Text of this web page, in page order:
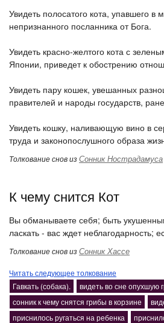
Увидеть полосатого кота, упавшего
непризнанного посланника от Бога.
Увидеть красно-желтого кота с
Японии, приведет к обострению
Увидеть пару кошек, увешанных
правителей и народы государств,
Увидеть кошку, наливающую вино в
труда и законопослушного образа
Толкование снов изСонник Нострадамуса
К чему снится Кот
Вы обманываете себя; быть
ласкать - вас ждет неблагодарность;
Толкование снов изСонник Хассе
Читать следующее толкование
Гавкать (собака).
видеть во сне опухшую
сонник к чему снятся грибы в корзине
приснилось ругаться на ребенка